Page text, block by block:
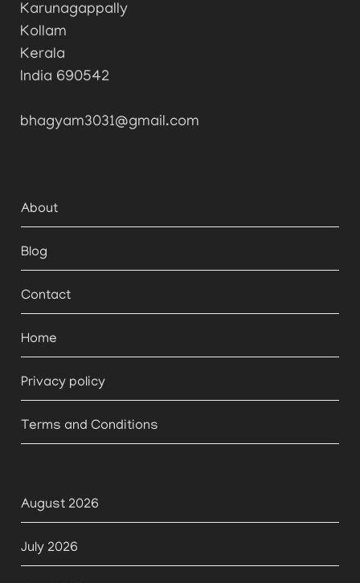
Karunagappally
Kollam
Kerala
India 690542
bhagyam3031@gmail.com
About
Blog
Contact
Home
Privacy policy
Terms and Conditions
August 2026
July 2026